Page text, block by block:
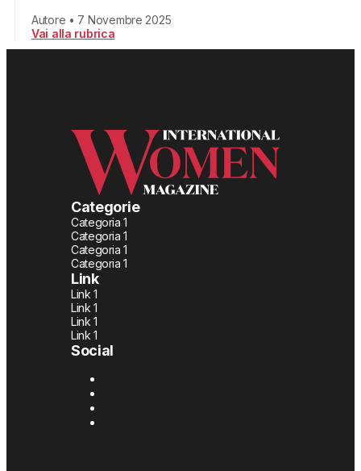
Autore • 7 Novembre 2025
Vai alla rubrica
Categorie
Categoria 1
Categoria 1
Categoria 1
Categoria 1
Link
Link 1
Link 1
Link 1
Link 1
Social